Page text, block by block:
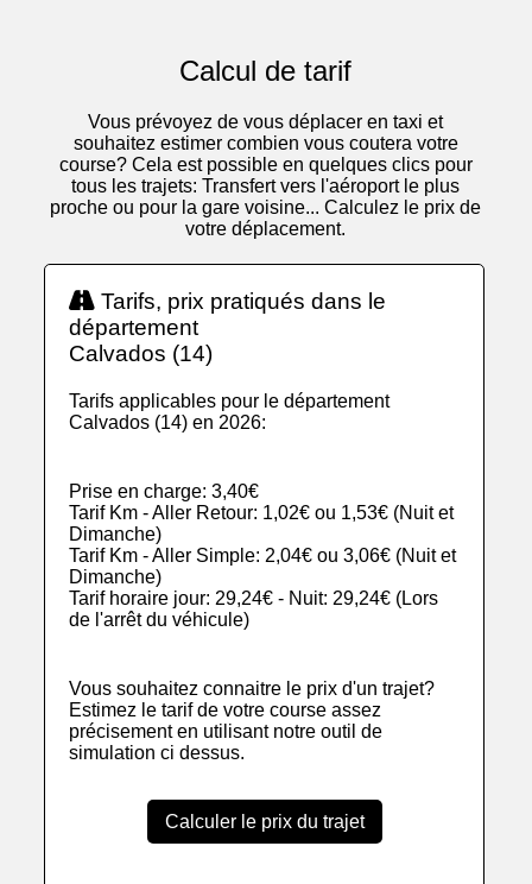
Calcul de tarif
Vous prévoyez de vous déplacer en taxi et
souhaitez estimer combien vous coutera votre
course? Cela est possible en quelques clics pour
tous les trajets: Transfert vers l'aéroport le plus
proche ou pour la gare voisine... Calculez le prix de
votre déplacement.
Tarifs, prix pratiqués dans le
département
Calvados (14)
Tarifs applicables pour le département
Calvados (14) en 2026:
Prise en charge: 3,40€
Tarif Km - Aller Retour: 1,02€ ou 1,53€ (Nuit et
Dimanche)
Tarif Km - Aller Simple: 2,04€ ou 3,06€ (Nuit et
Dimanche)
Tarif horaire jour: 29,24€ - Nuit: 29,24€ (Lors
de l'arrêt du véhicule)
Vous souhaitez connaitre le prix d'un trajet?
Estimez le tarif de votre course assez
précisement en utilisant notre outil de
simulation ci dessus.
Calculer le prix du trajet